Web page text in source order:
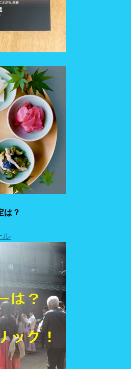
は？
ル